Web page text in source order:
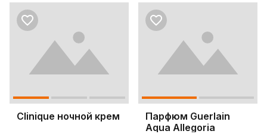
Clinique ночной крем
Парфюм Guerlain
Aqua Allegoria